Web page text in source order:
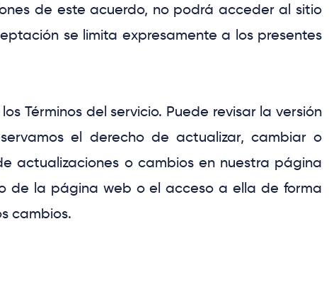
de este acuerdo, no podrá acceder al sitio
se limita expresamente a los presentes
Términos del servicio. Puede revisar la versión
el derecho de actualizar, cambiar o
actualizaciones o cambios en nuestra página
de la página web o el acceso a ella de forma
cambios.